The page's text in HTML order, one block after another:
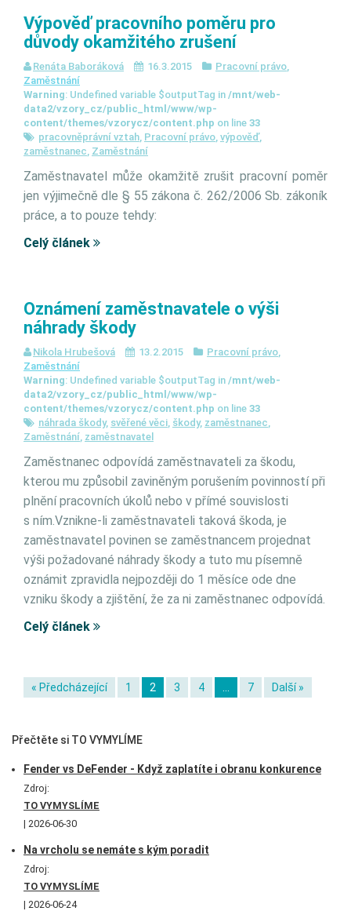
Výpověď pracovního poměru pro
důvody okamžitého zrušení
Renáta Baboráková 16.3.2015 Pracovní právo,
Zaměstnání
Warning: Undefined variable $outputTag in /mnt/web-
data2/vzory_cz/public_html/www/wp-
content/themes/vzorycz/content.php on line 33
pracovněprávní vztah, Pracovní právo, výpověď,
zaměstnanec, Zaměstnání
Zaměstnavatel může okamžitě zrušit pracovní poměr
jen výjimečně dle § 55 zákona č. 262/2006 Sb. zákoník
práce, a to pouze tehdy:
Celý článek
Oznámení zaměstnavatele o výši
náhrady škody
Nikola Hrubešová 13.2.2015 Pracovní právo,
Zaměstnání
Warning: Undefined variable $outputTag in /mnt/web-
data2/vzory_cz/public_html/www/wp-
content/themes/vzorycz/content.php on line 33
náhrada škody, svěřené věci, škody, zaměstnanec,
Zaměstnání, zaměstnavatel
Zaměstnanec odpovídá zaměstnavateli za škodu,
kterou mu způsobil zaviněným porušením povinností při
plnění pracovních úkolů nebo v přímé souvislosti
s ním.Vznikne-li zaměstnavateli taková škoda, je
zaměstnavatel povinen se zaměstnancem projednat
výši požadované náhrady škody a tuto mu písemně
oznámit zpravidla nejpozději do 1 měsíce ode dne
vzniku škody a zjištění, že za ni zaměstnanec odpovídá.
Celý článek
« Předcházející 1 2 3 4 7 Další »
Přečtěte si TO VYMYLÍME
Fender vs DeFender - Když zaplatíte i obranu konkurence
Zdroj:
TO VYMYSLÍME
2026-06-30
Na vrcholu se nemáte s kým poradit
Zdroj:
TO VYMYSLÍME
2026-06-24